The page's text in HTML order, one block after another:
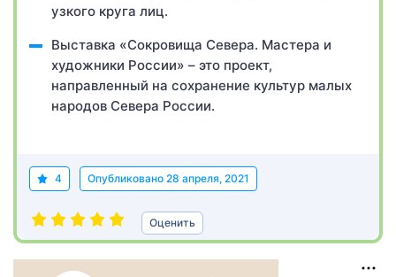
узкого круга лиц.
Выставка «Сокровища Севера. Мастера и
художники России» – это проект,
направленный на сохранение культур малых
народов Севера России.
4 Опубликовано 28 апреля, 2021
Оценить